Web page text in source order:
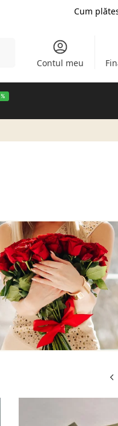
Cum
Contul meu
%